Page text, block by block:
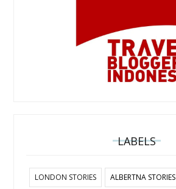
LABELS
LONDON STORIES ALBERTNA STORIES